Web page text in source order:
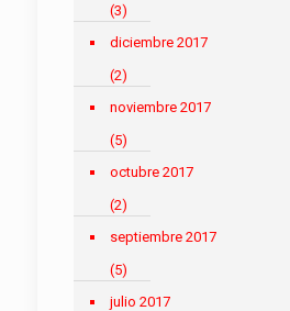
(3)
diciembre 2017
(2)
noviembre 2017
(5)
octubre 2017
(2)
septiembre 2017
(5)
julio 2017